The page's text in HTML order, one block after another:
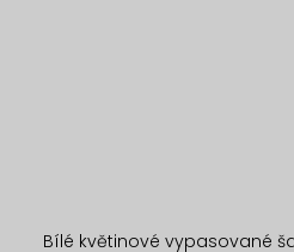
Bílé květinové vypasované